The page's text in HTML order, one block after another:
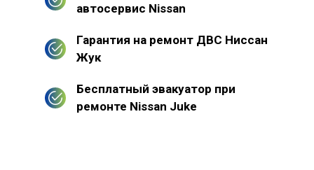
автосервис Nissan
Гарантия на ремонт ДВС Ниссан
Жук
Бесплатный эвакуатор при
ремонте Nissan Juke